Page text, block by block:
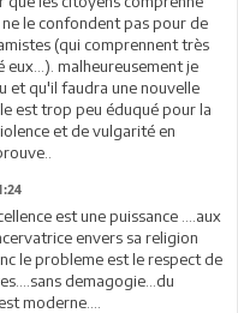
le confondent pas pour de
(qui comprennent très
malheureusement je
et qu'il faudra une nouvelle
est trop peu éduqué pour la
et de vulgarité en
est une puissance ....aux
envers sa religion
le probleme est le respect de
demagogie...du
moderne....